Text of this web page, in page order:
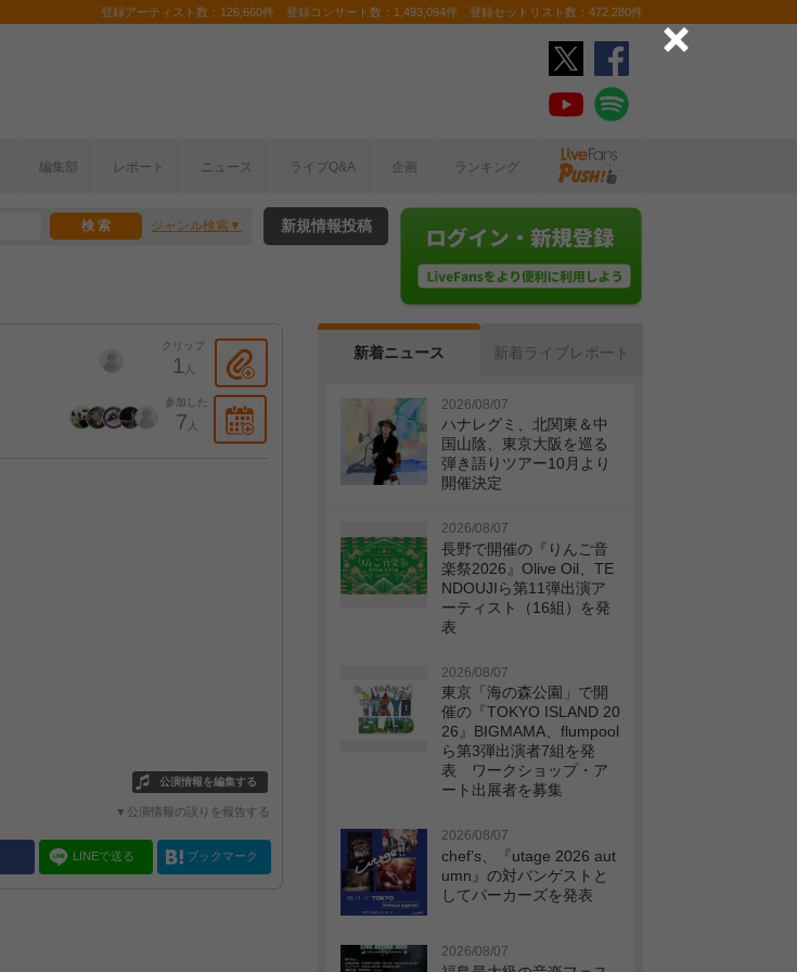
登録アーティスト数：126,660件 登録コンサート数：1,493,094件 登録セットリスト数：472,280件
編集部 レポート ニュース ライブQ&A 企画 ランキング
ジャンル検索 新規情報投稿
クリップ
1 人
参加した
7 人
公演情報を編集する
▼公演情報の誤りを報告する
LINEで送る ブックマーク
新着ニュース 新着ライブレポート
2026/08/07
ハナレグミ、北関東＆中
国山陰、東京大阪を巡る
弾き語りツアー10月より
開催決定
2026/08/07
長野で開催の『りんご音
楽祭2026』Olive Oil、TE
NDOUJIら第11弾出演ア
ーティスト（16組）を発
表
2026/08/07
東京「海の森公園」で開
催の『TOKYO ISLAND 20
26』BIGMAMA、flumpool
ら第3弾出演者7組を発
表 ワークショップ・ア
ート出展者を募集
2026/08/07
chef’s、『utage 2026 aut
umn』の対バンゲストと
してパーカーズを発表
2026/08/07